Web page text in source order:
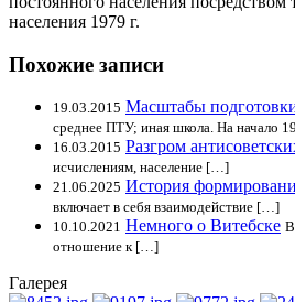
населения 1979 г.
Похожие записи
19.03.2015 Масштабы
среднее ПТУ; иная школа. На начало
16.03.2015 Разгром
исчислениям, население […]
21.06.2025 История
включает в себя взаимодействие […]
10.10.2021 Немного о Витебске
отношение к […]
Галерея